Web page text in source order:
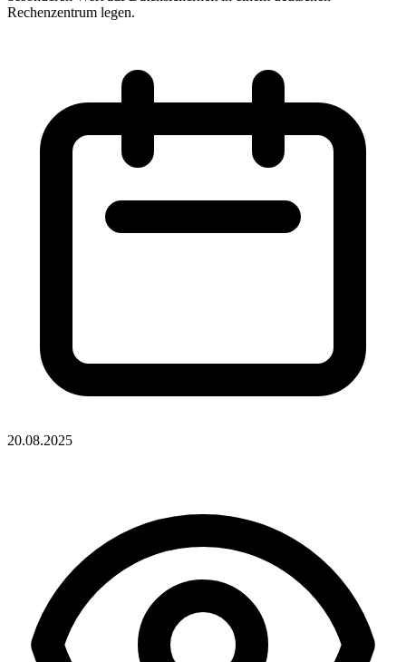
Rechenzentrum legen.
20.08.2025